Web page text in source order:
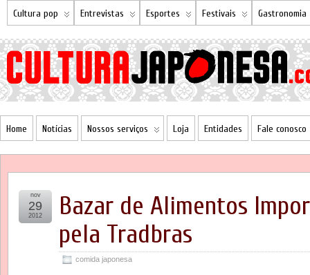
Cultura pop Entrevistas Esportes Festivais Gastronomia
Home Notícias Nossos serviços Loja Entidades Fale conosco
Bazar de Alimentos
pela Tradbras
comida japonesa
nov
29
2012